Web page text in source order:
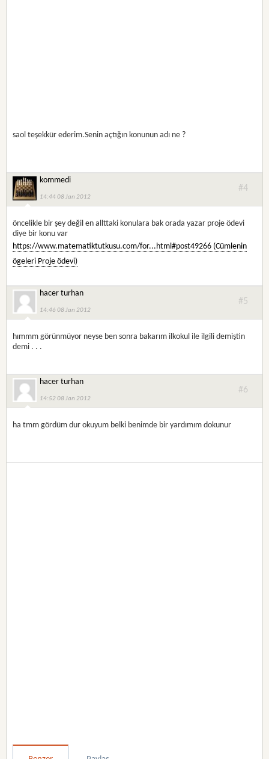
saol teşekkür ederim.Senin açtığın konunun adı ne ?
kommedi
14:44 08 Jan 2012
#4
öncelikle bir şey değil en allttaki konulara bak orada yazar proje ödevi
diye bir konu var
https://www.matematiktutkusu.com/for...html#post49266 (Cümlenin
ögeleri Proje ödevi)
hacer turhan
14:46 08 Jan 2012
#5
hımmm görünmüyor neyse ben sonra bakarım ilkokul ile ilgili demiştin
demi . . .
hacer turhan
14:52 08 Jan 2012
#6
ha tmm gördüm dur okuyum belki benimde bir yardımım dokunur